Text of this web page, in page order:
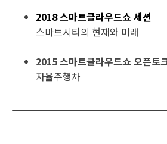
2018 스마트클라우드쇼 세션
스마트시티의 현재와 미래
2015 스마트클라우드쇼 오픈토
자율주행차